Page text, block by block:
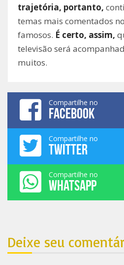
trajetória, portanto,
temas mais comentados
famosos. É certo, assim,
televisão será
muitos.
Compartilhe no
FACEBOOK
Compartilhe no
TWITTER
Compartilhe no
WHATSAPP
Deixe seu